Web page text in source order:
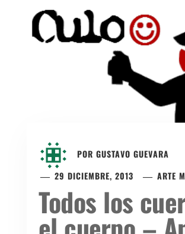
POR GUSTAVO GUEVARA
29 DICIEMBRE, 2013
ARTE
Todos los